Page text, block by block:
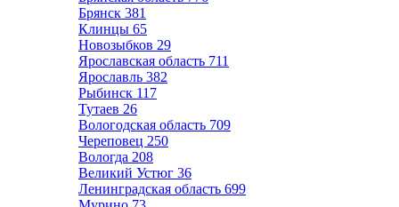
Брянск 381
Клинцы 65
Новозыбков 29
Ярославская область 711
Ярославль 382
Рыбинск 117
Тутаев 26
Вологодская область 709
Череповец 250
Вологда 208
Великий Устюг 36
Ленинградская область 699